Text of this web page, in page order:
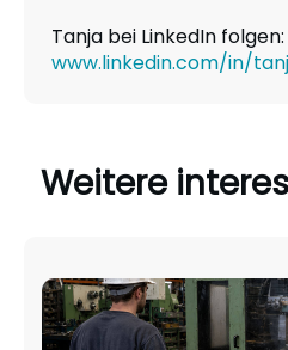
Tanja bei LinkedIn folgen:
www.linkedin.com/in/
Weitere